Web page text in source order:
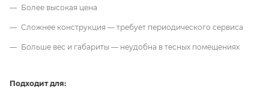
Более высокая цена
Сложнее конструкция — требует периодического сервиса
Больше вес и габариты — неудобна в тесных помещениях
Подходит для: